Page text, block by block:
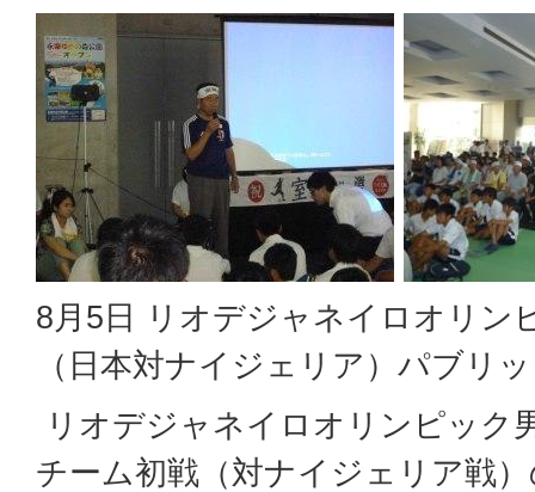
8月5日 リオデジャネイロオリン
（日本対ナイジェリア）パブリ
リオデジャネイロオリンピック
チーム初戦（対ナイジェリア戦